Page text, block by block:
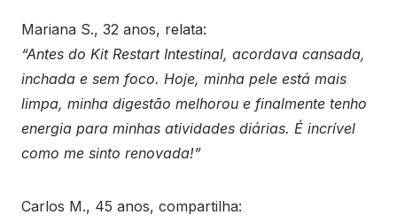
Mariana S., 32 anos, relata:
“Antes do Kit Restart Intestinal, acordava cansada,
inchada e sem foco. Hoje, minha pele está mais
limpa, minha digestão melhorou e finalmente tenho
energia para minhas atividades diárias. É incrível
como me sinto renovada!”
Carlos M., 45 anos, compartilha: